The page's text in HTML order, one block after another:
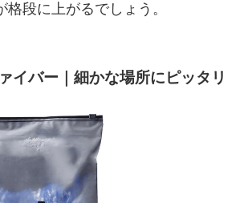
格段に上がるでしょう。
イバー｜細かな場所にピッタリ